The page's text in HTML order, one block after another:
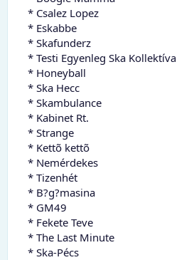
* Csalez Lopez
* Eskabbe
* Skafunderz
* Testi Egyenleg Ska Kollektíva
* Honeyball
* Ska Hecc
* Skambulance
* Kabinet Rt.
* Strange
* Kettõ kettõ
* Nemérdekes
* Tizenhét
* B?g?masina
* GM49
* Fekete Teve
* The Last Minute
* Ska-Pécs